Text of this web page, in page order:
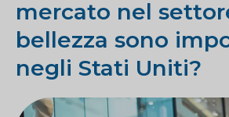
mercato nel
bellezza sono
negli Stati Uniti?